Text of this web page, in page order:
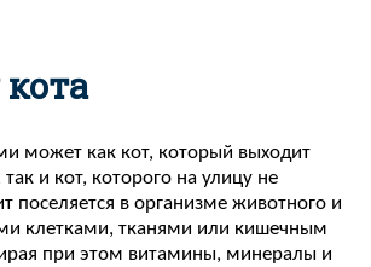
может как кот, который выходит
так и кот, которого на улицу не
поселяется в организме животного и
клетками, тканями или кишечным
при этом витамины, минералы и